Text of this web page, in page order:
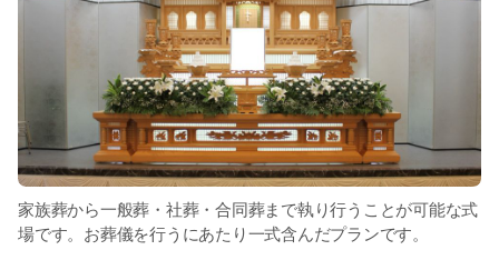
家族葬から一般葬・社葬・合同葬まで執り行うことが可能な式
場です。お葬儀を行うにあたり一式含んだプランです。